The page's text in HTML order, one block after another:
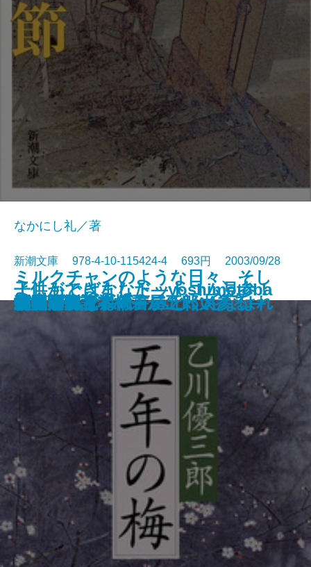
第二阿房列車
よしもとばななドットコム見参！
―yoshimotobanana.com―
ミルクチャンのような日々、そし
て妊娠!?―yoshimotobanana.co
m2―
子供ができました―yoshimotoba
nana.com3―
峠〔上〕
峠〔中〕
峠〔下〕
パラダイス・サーティー〔上〕
パラダイス・サーティー〔下〕
長崎ぶらぶら節
なかにし礼／著
新潮文庫 978-4-10-115424-4 693円 2003/09/28
五年の梅
春風ぞ吹く―代書屋五郎太参る―
剣客商売読本
北の海〔上〕
北の海〔下〕
やってみなはれ みとくんなはれ
仁淀川
サマータイム
博多学
腰痛放浪記 椅子がこわい